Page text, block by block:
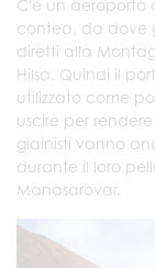
C'è un aeroporto
contea, da dove
diretti alla
Hilsa. Quindi il
utilizzato come
uscire per
giainisti vanno
durante il loro
Manasarovar.